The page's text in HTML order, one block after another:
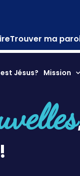
Trouver ma
Jésus? Mission